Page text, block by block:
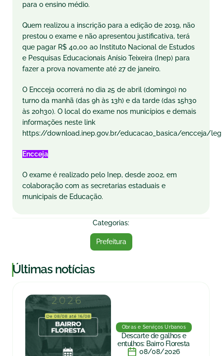
para o ensino médio.
Quem realizou a inscrição para a edição de 2019, não
prestou o exame e não apresentou justificativa, terá
que pagar R$ 40,00 ao Instituto Nacional de Estudos
e Pesquisas Educacionais Anísio Teixeira (Inep) para
fazer a prova novamente até 27 de janeiro.
O Encceja ocorrerá no dia 25 de abril (domingo) no
turno da manhã (das 9h às 13h) e da tarde (das 15h30
às 20h30). O local do exame nos municípios e demais
informações neste link
https://download.inep.gov.br/educacao_basica/encceja/
Encceja
O exame é realizado pelo Inep, desde 2002, em
colaboração com as secretarias estaduais e
municipais de Educação.
Categorias:
Prefeitura
|Últimas notícias
Obras e Serviços Urbanos
Descarte de galhos e
entulhos: Bairro Floresta
08/08/2026